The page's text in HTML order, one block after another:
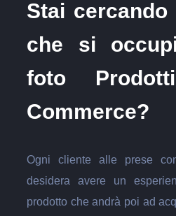
Stai cercando
che si
foto
Commerce?
Ogni cliente alle prese
desidera avere un
prodotto che andrà poi ad